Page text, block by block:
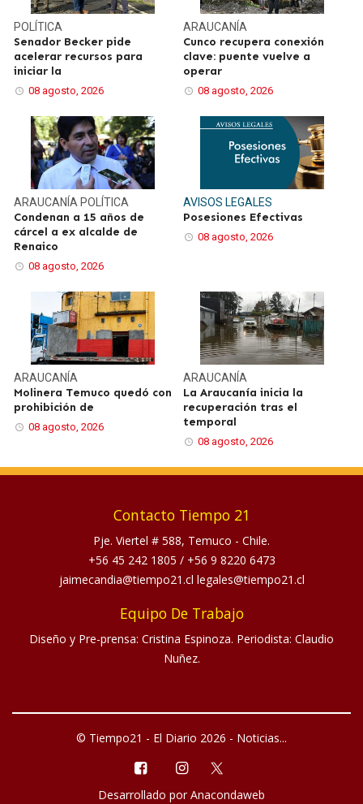
POLÍTICA
Senador Becker pide
acelerar recursos para
iniciar la
08 agosto, 2026
ARAUCANÍA
Cunco recupera conexión
clave: puente vuelve a
operar
08 agosto, 2026
ARAUCANÍA POLÍTICA
Condenan a 15 años de
cárcel a ex alcalde de
Renaico
08 agosto, 2026
AVISOS LEGALES
Posesiones Efectivas
08 agosto, 2026
ARAUCANÍA
Molinera Temuco quedó con
prohibición de
08 agosto, 2026
ARAUCANÍA
La Araucanía inicia la
recuperación tras el
temporal
08 agosto, 2026
Contacto Tiempo 21
Pje. Viertel # 588, Temuco - Chile.
+56 45 242 1805 / +56 9 8220 6473
jaimecandia@tiempo21.cl legales@tiempo21.cl
Equipo De Trabajo
Diseño y Pre-prensa: Cristina Espinoza. Periodista: Claudio
Nuñez.
© Tiempo21 - El Diario 2026 - Noticias...
Desarrollado por Anacondaweb